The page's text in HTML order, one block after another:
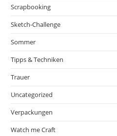
Scrapbooking
Sketch-Challenge
Sommer
Tipps & Techniken
Trauer
Uncategorized
Verpackungen
Watch me Craft